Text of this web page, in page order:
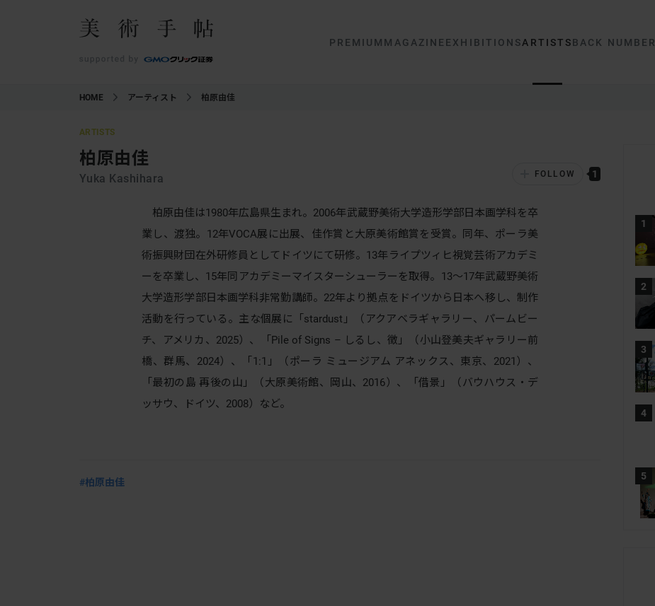
PREMIUM MAGAZINE EXHIBITIONSARTISTSBACK NUMBER
HOME アーティスト 柏原由佳
ARTISTS
柏原由佳
Yuka Kashihara FOLLOW 1
柏原由佳は1980年広島県生まれ。2006年武蔵野美術大学造形学部日本画学科を卒
業し、渡独。12年VOCA展に出展、佳作賞と大原美術館賞を受賞。同年、ポーラ美
術振興財団在外研修員としてドイツにて研修。13年ライプツィヒ視覚芸術アカデミ
ーを卒業し、15年同アカデミーマイスターシューラーを取得。13〜17年武蔵野美術
大学造形学部日本画学科非常勤講師。22年より拠点をドイツから日本へ移し、制作
活動を行っている。主な個展に「stardust」（アクアベラギャラリー、パームビー
チ、アメリカ、2025）、「Pile of Signs – しるし、徴」（小山登美夫ギャラリー前
橋、群馬、2024）、「1:1」（ポーラ ミュージアム アネックス、東京、2021）、
「最初の島 再後の山」（大原美術館、岡山、2016）、「借景」（バウハウス・デ
ッサウ、ドイツ、2008）など。
#柏原由佳